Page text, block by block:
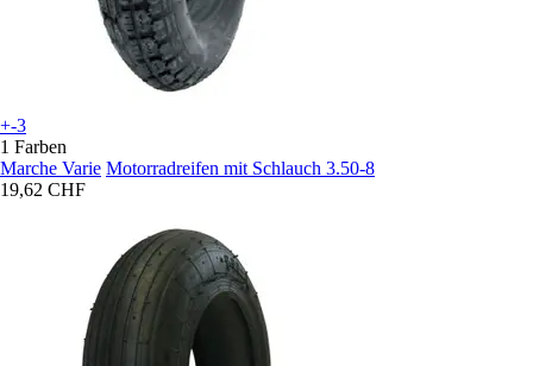
+-3
1 Farben
Marche Varie Motorradreifen mit Schlauch 3.50-8
19,62 CHF